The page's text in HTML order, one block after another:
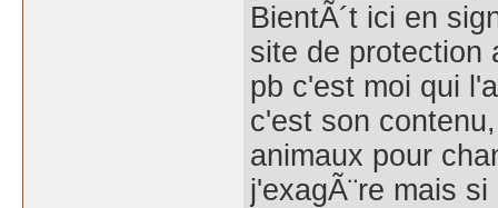
BientÃ´t ici en
site de protection
pb c'est moi qui
c'est son
animaux pour
j'exagÃ¨re mais si